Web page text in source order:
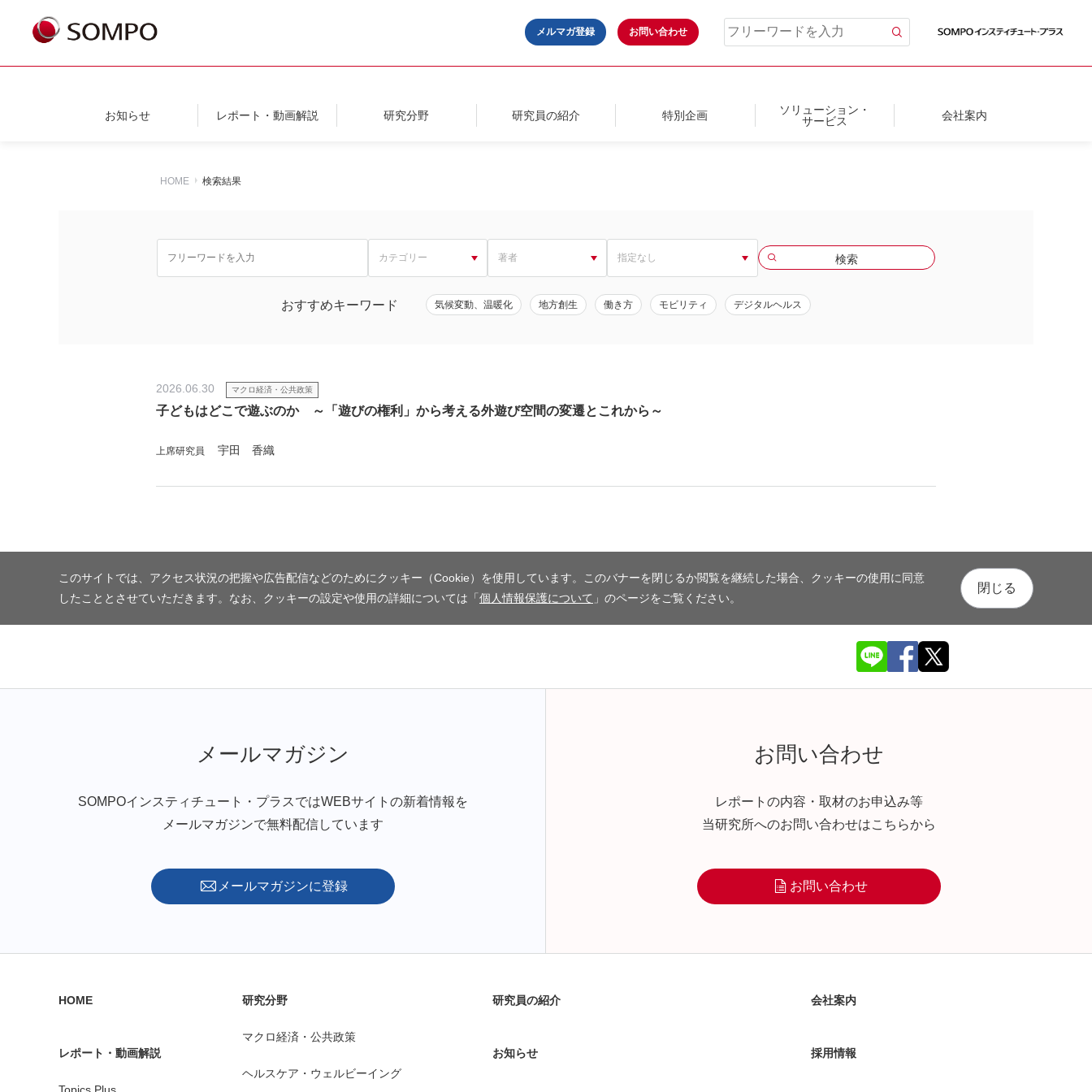
メルマガ登録 お問い合わせ
お知らせ レポート・動画解説 研究分野 研究員の紹介 特別企画
ソリューション・
サービス
会社案内
HOME 検索結果
おすすめキーワード 気候変動、温暖化 地方創生 働き方 モビリティ デジタルヘルス
2026.06.30 マクロ経済・公共政策
子どもはどこで遊ぶのか ～「遊びの権利」から考える外遊び空間の変遷とこれから～
上席研究員 宇田 香織
このサイトでは、アクセス状況の把握や広告配信などのためにクッキー（Cookie）を使用しています。このバナーを閉じるか閲覧を継続した場合、クッキーの使用に同意
したこととさせていただきます。なお、クッキーの設定や使用の詳細については「個人情報保護について 」のページをご覧ください。
閉じる
メールマガジン
SOMPOインスティチュート・プラスではWEBサイトの新着情報を
メールマガジンで無料配信しています
メールマガジンに登録
お問い合わせ
レポートの内容・取材のお申込み等
当研究所へのお問い合わせはこちらから
お問い合わせ
HOME
レポート・動画解説
Topics Plus
研究分野
マクロ経済・公共政策
ヘルスケア・ウェルビーイング
研究員の紹介
お知らせ
会社案内
採用情報